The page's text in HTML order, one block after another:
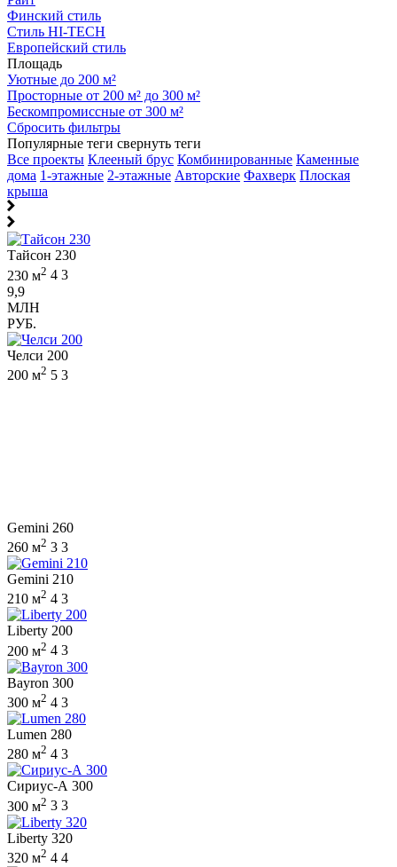
Финский стиль
Стиль HI-TECH
Европейский стиль
Площадь
Уютные до 200 м²
Просторные от 200 м² до 300 м²
Бескомпромиссные от 300 м²
Сбросить фильтры
Популярные теги свернуть теги
Все проекты Клееный брус Комбинированные Каменные
дома 1-этажные 2-этажные Авторские Фахверк Плоская
крыша
Тайсон 230
230 м2 4 3
9,9
МЛН
РУБ.
Челси 200
200 м2 5 3
Gemini 260
260 м2 3 3
Gemini 210
210 м2 4 3
Liberty 200
200 м2 4 3
Bayron 300
300 м2 4 3
Lumen 280
280 м2 4 3
Сириус-А 300
300 м2 3 3
Liberty 320
320 м2 4 4